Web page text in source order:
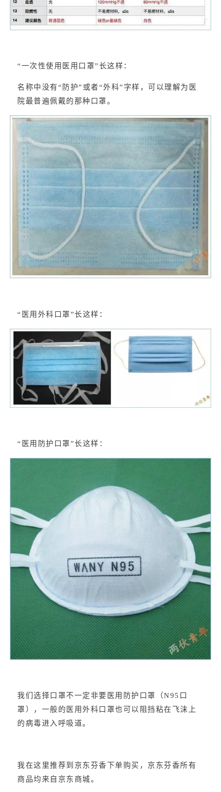
“一次性使用医用口罩”长这样：
名称中没有“防护”或者“外科”字样，可以理解为医
院最普遍佩戴的那种口罩。
“医用外科口罩”长这样：
“医用防护口罩”长这样：
我们选择口罩不一定非要医用防护口罩（N95口
罩），一般的医用外科口罩也可以阻挡粘在飞沫上
的病毒进入呼吸道。
我在这里推荐到京东芬香下单购买，京东芬香所有
商品均来自京东商城。